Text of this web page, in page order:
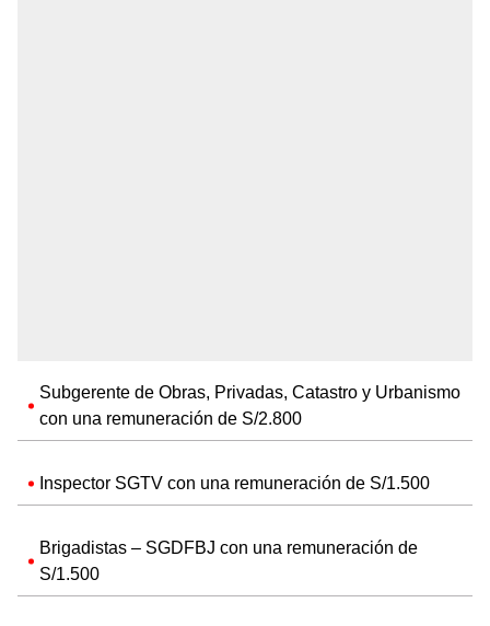
Subgerente de Obras, Privadas, Catastro y Urbanismo
con una remuneración de S/2.800
Inspector SGTV con una remuneración de S/1.500
Brigadistas – SGDFBJ con una remuneración de
S/1.500